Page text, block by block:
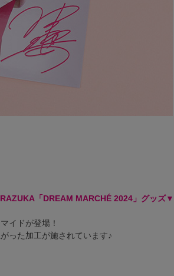
「DREAM MARCHÉ 2024」グッ
イドが登場！
った加工が施されています♪